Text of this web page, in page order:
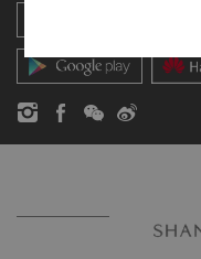
联系方式